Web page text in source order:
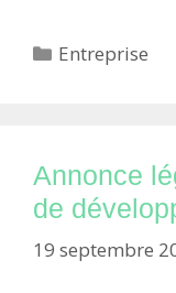
Catégories
Entreprise
Annonce
de
19 septembre